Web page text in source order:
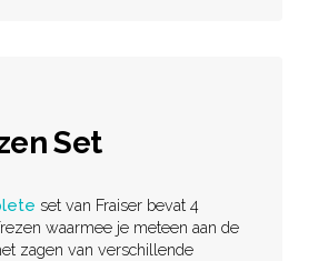
Set
set van Fraiser bevat 4
waarmee je meteen aan de
zagen van verschillende